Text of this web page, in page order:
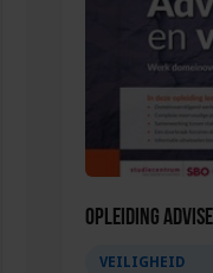
Opleiding
VEILIGHEID